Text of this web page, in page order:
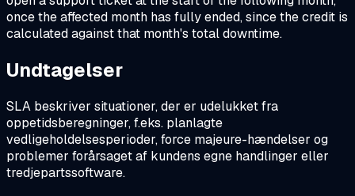
once the affected month has fully ended, since the credit is
calculated against that month's total downtime.
Undtagelser
SLA beskriver situationer, der er udelukket fra
oppetidsberegninger, f.eks. planlagte
vedligeholdelsesperioder, force majeure-hændelser og
problemer forårsaget af kundens egne handlinger eller
tredjepartssoftware.